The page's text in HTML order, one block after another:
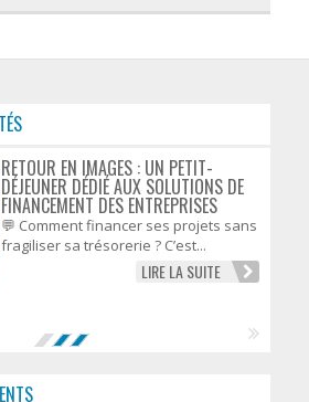
RETOUR EN IMAGES : UN PETIT-
DÉJEUNER DÉDIÉ AUX SOLUTIONS DE
FINANCEMENT DES ENTREPRISES
💬 Comment financer ses projets sans
fragiliser sa trésorerie ? C’est...
LIRE LA SUITE